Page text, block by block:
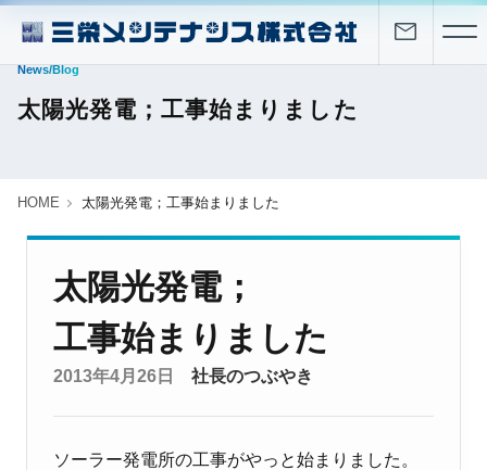
News/Blog
太陽光発電；工事始まりました
HOME 太陽光発電；工事始まりました
太陽光発電；
工事始まりました
2013年4月26日 社長のつぶやき
ソーラー発電所の工事がやっと始まりました。